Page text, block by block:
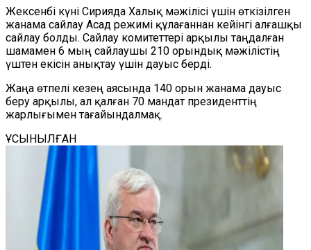
Жексенбі күні Сирияда Халық мәжілісі үшін өткізілген
жанама сайлау Асад режимі құлағаннан кейінгі алғашқы
сайлау болды. Сайлау комитеттері арқылы таңдалған
шамамен 6 мың сайлаушы 210 орындық мәжілістің
үштен екісін анықтау үшін дауыс берді.
Жаңа өтпелі кезең аясында 140 орын жанама дауыс
беру арқылы, ал қалған 70 мандат президенттің
жарлығымен тағайындалмақ.
ҰСЫНЫЛҒАН